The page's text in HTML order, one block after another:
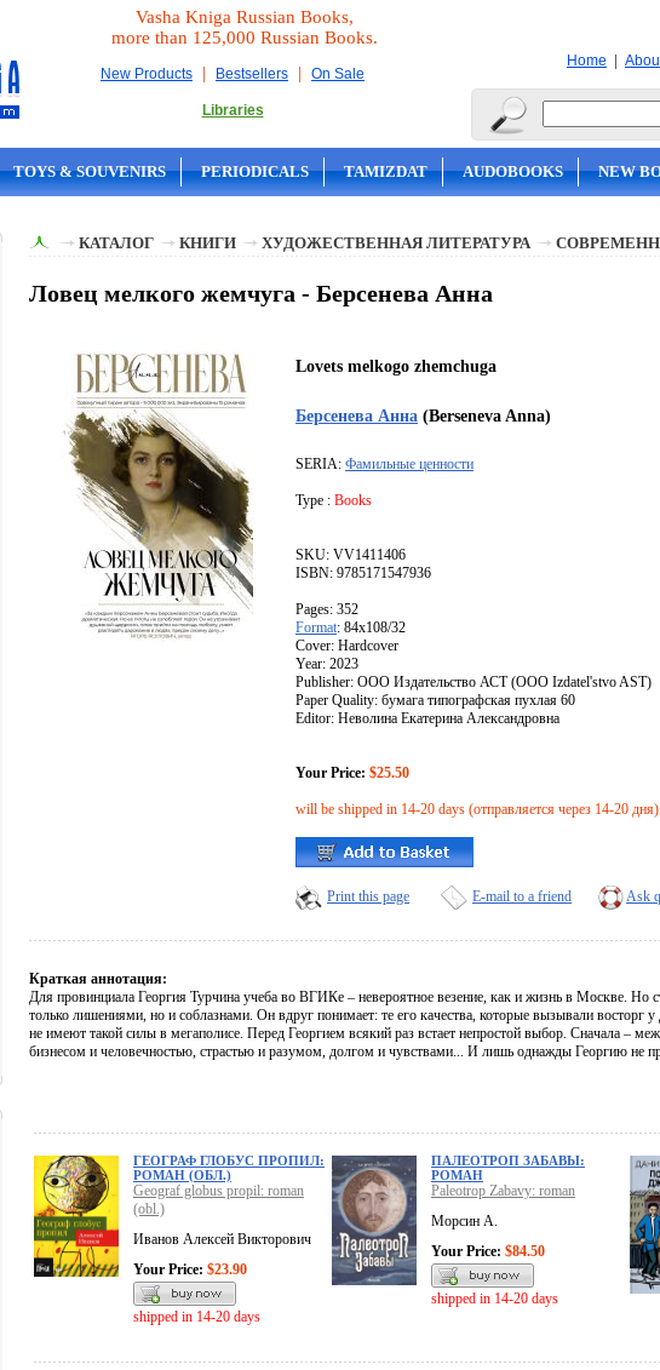
Vasha Kniga Russian Books,
more than 125,000 Russian Books.
New Products | Bestsellers | On Sale
Libraries
Home |
TOYS & SOUVENIRS PERIODICALS TAMIZDAT AUDOBOOKS NEW
КАТАЛОГ КНИГИ ХУДОЖЕСТВЕННАЯ ЛИТЕРАТУРА
Ловец мелкого жемчуга - Берсенева Анна
Lovets melkogo zhemchuga
Берсенева Анна (Berseneva Anna)
SERIA: Фамильные ценности
Type : Books
SKU: VV1411406
ISBN: 9785171547936
Pages: 352
Format: 84x108/32
Cover: Hardcover
Year: 2023
Publisher: ООО Издательство АСТ (OOO Izdatel'stvo AST)
Paper Quality: бумага типографская пухлая 60
Editor: Неволина Екатерина Александровна
Your Price: $25.50
will be shipped in 14-20 days (отправляется через 14-20 дня)
Print this page E-mail to a friend Ask
Краткая аннотация:
Для провинциала Георгия Турчина учеба во ВГИКе – невероятное везение, как и жизнь в Москве. Но
только лишениями, но и соблазнами. Он вдруг понимает: те его качества, которые вызывали восторг
не имеют такой силы в мегаполисе. Перед Георгием всякий раз встает непростой выбор. Сначала –
бизнесом и человечностью, страстью и разумом, долгом и чувствами... И лишь однажды Георгию не
ГЕОГРАФ ГЛОБУС ПРОПИЛ:
РОМАН (ОБЛ.)
Geograf globus propil: roman
(obl.)
Иванов Алексей Викторович
Your Price: $23.90
shipped in 14-20 days
ПАЛЕОТРОП ЗАБАВЫ:
РОМАН
Paleotrop Zabavy: roman
Морсин А.
Your Price: $84.50
shipped in 14-20 days